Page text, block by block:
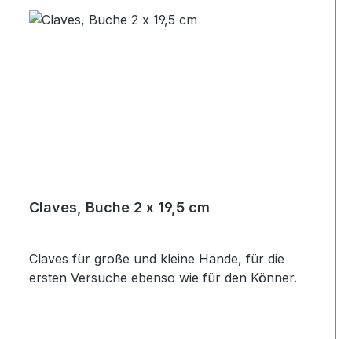
Claves, Buche 2 x 19,5 cm
Claves für große und kleine Hände, für die
ersten Versuche ebenso wie für den Könner.